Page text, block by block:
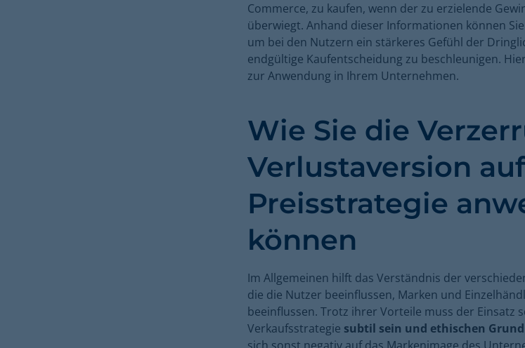
Commerce, zu kaufen, wenn der zu erzielende
überwiegt. Anhand dieser Informationen können Sie
um bei den Nutzern ein stärkeres Gefühl der
endgültige Kaufentscheidung zu beschleunigen.
zur Anwendung in Ihrem Unternehmen.
Wie Sie die
Verlustaversion
Preisstrategie
können
Im Allgemeinen hilft das Verständnis der
die die Nutzer beeinflussen, Marken und
beeinflussen. Trotz ihrer Vorteile muss der Einsatz
Verkaufsstrategie subtil sein und ethischen